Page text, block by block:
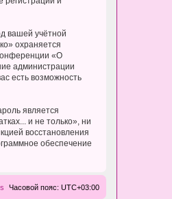
вашей учётной
охраняется
«О
администрации
есть возможность
является
и не только», ни
восстановления
обеспечение
Часовой пояс: UTC+03:00